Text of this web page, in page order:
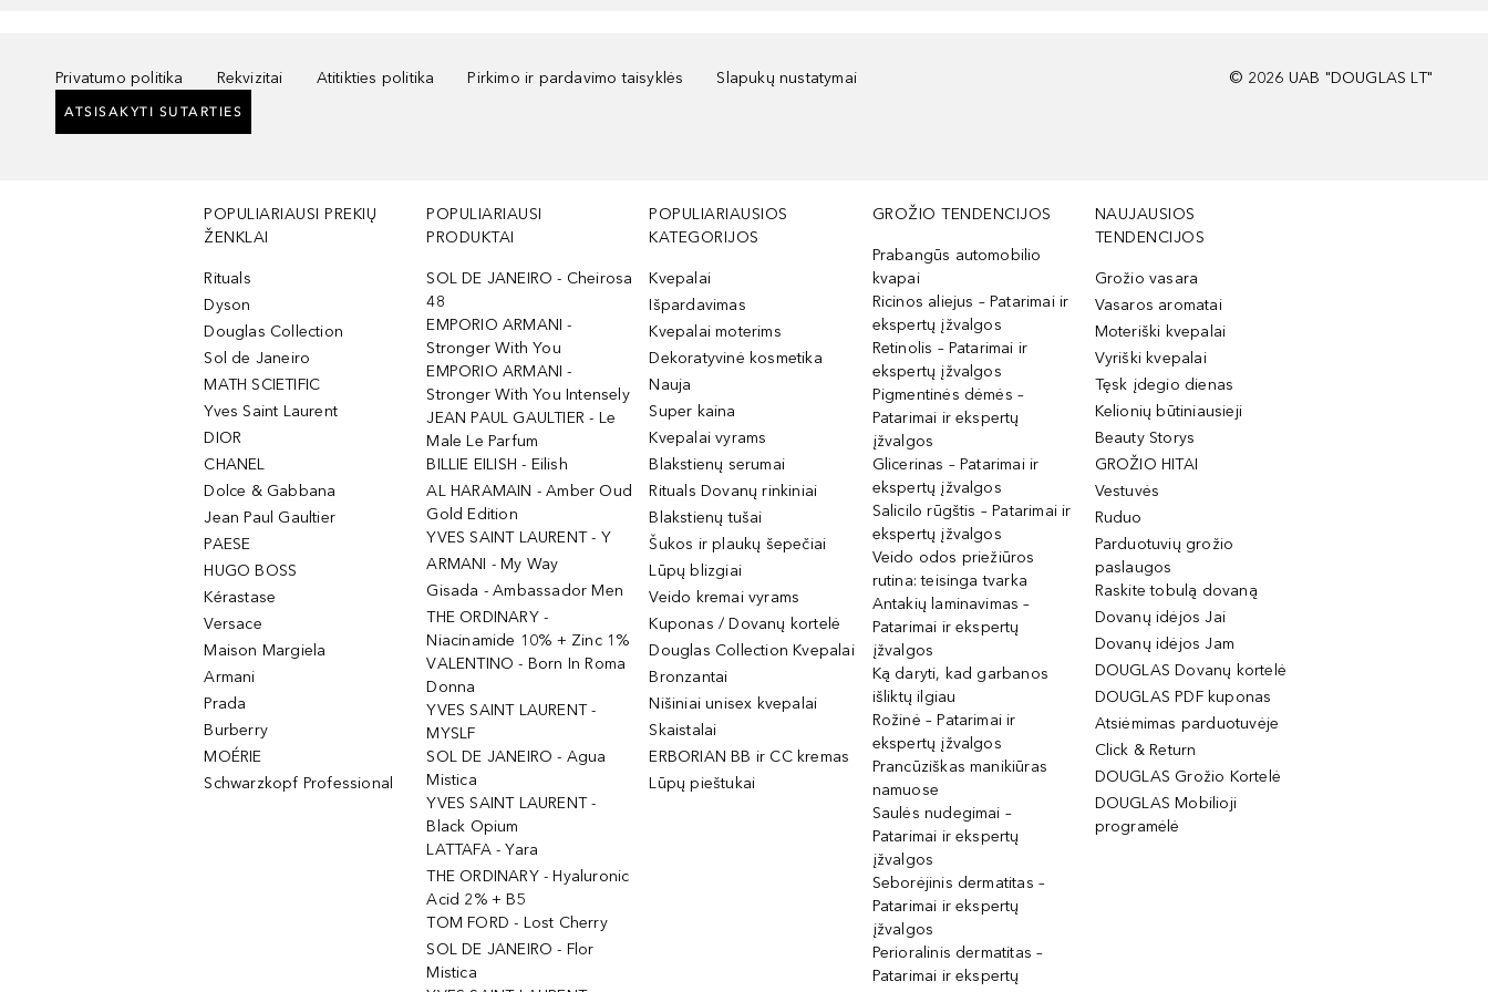
Privatumo politika Rekvizitai Atitikties politika Pirkimo ir pardavimo taisyklės Slapukų nustatymai
ATSISAKYTI SUTARTIES
© 2026 UAB "DOUGLAS LT"
POPULIARIAUSI PREKIŲ
ŽENKLAI
Rituals
Dyson
Douglas Collection
Sol de Janeiro
MATH SCIETIFIC
Yves Saint Laurent
DIOR
CHANEL
Dolce & Gabbana
Jean Paul Gaultier
PAESE
HUGO BOSS
Kérastase
Versace
Maison Margiela
Armani
Prada
Burberry
MOÉRIE
Schwarzkopf Professional
POPULIARIAUSI
PRODUKTAI
SOL DE JANEIRO - Cheirosa
48
EMPORIO ARMANI -
Stronger With You
EMPORIO ARMANI -
Stronger With You Intensely
JEAN PAUL GAULTIER - Le
Male Le Parfum
BILLIE EILISH - Eilish
AL HARAMAIN - Amber Oud
Gold Edition
YVES SAINT LAURENT - Y
ARMANI - My Way
Gisada - Ambassador Men
THE ORDINARY -
Niacinamide 10% + Zinc 1%
VALENTINO - Born In Roma
Donna
YVES SAINT LAURENT -
MYSLF
SOL DE JANEIRO - Agua
Mistica
YVES SAINT LAURENT -
Black Opium
LATTAFA - Yara
THE ORDINARY - Hyaluronic
Acid 2% + B5
TOM FORD - Lost Cherry
SOL DE JANEIRO - Flor
Mistica
POPULIARIAUSIOS
KATEGORIJOS
Kvepalai
Išpardavimas
Kvepalai moterims
Dekoratyvinė kosmetika
Nauja
Super kaina
Kvepalai vyrams
Blakstienų serumai
Rituals Dovanų rinkiniai
Blakstienų tušai
Šukos ir plaukų šepečiai
Lūpų blizgiai
Veido kremai vyrams
Kuponas / Dovanų kortelė
Douglas Collection Kvepalai
Bronzantai
Nišiniai unisex kvepalai
Skaistalai
ERBORIAN BB ir CC kremas
Lūpų pieštukai
GROŽIO TENDENCIJOS
Prabangūs automobilio
kvapai
Ricinos aliejus – Patarimai ir
ekspertų įžvalgos
Retinolis – Patarimai ir
ekspertų įžvalgos
Pigmentinės dėmės –
Patarimai ir ekspertų
įžvalgos
Glicerinas – Patarimai ir
ekspertų įžvalgos
Salicilo rūgštis – Patarimai ir
ekspertų įžvalgos
Veido odos priežiūros
rutina: teisinga tvarka
Antakių laminavimas –
Patarimai ir ekspertų
įžvalgos
Ką daryti, kad garbanos
išliktų ilgiau
Rožinė – Patarimai ir
ekspertų įžvalgos
Prancūziškas manikiūras
namuose
Saulės nudegimai –
Patarimai ir ekspertų
įžvalgos
Seborėjinis dermatitas –
Patarimai ir ekspertų
įžvalgos
Perioralinis dermatitas –
Patarimai ir ekspertų
NAUJAUSIOS
TENDENCIJOS
Grožio vasara
Vasaros aromatai
Moteriški kvepalai
Vyriški kvepalai
Tęsk įdegio dienas
Kelionių būtiniausieji
Beauty Storys
GROŽIO HITAI
Vestuvės
Ruduo
Parduotuvių grožio
paslaugos
Raskite tobulą dovaną
Dovanų idėjos Jai
Dovanų idėjos Jam
DOUGLAS Dovanų kortelė
DOUGLAS PDF kuponas
Atsiėmimas parduotuvėje
Click & Return
DOUGLAS Grožio Kortelė
DOUGLAS Mobilioji
programėlė